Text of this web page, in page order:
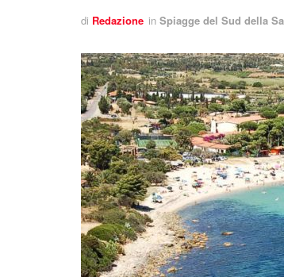
di Redazione in Spiagge del Sud della